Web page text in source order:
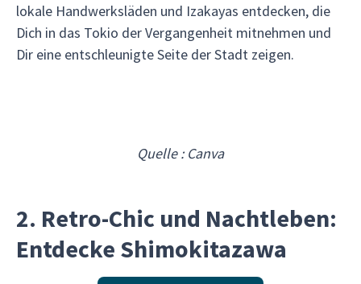
lokale Handwerksläden und Izakayas entdecken, die
Dich in das Tokio der Vergangenheit mitnehmen und
Dir eine entschleunigte Seite der Stadt zeigen.
Quelle : Canva
2. Retro-Chic und Nachtleben:
Entdecke Shimokitazawa